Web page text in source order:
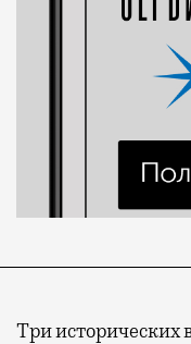
Три исторических